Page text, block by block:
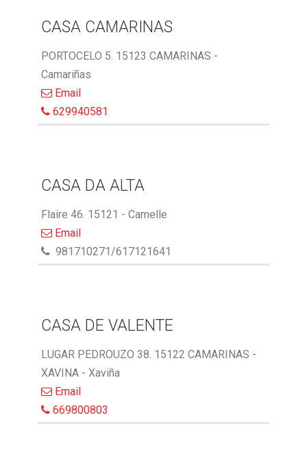
CASA CAMARINAS
PORTOCELO 5. 15123 CAMARINAS -
Camariñas
Email
629940581
CASA DA ALTA
Flaire 46. 15121 - Camelle
Email
981710271/617121641
CASA DE VALENTE
LUGAR PEDROUZO 38. 15122 CAMARINAS -
XAVINA - Xaviña
Email
669800803